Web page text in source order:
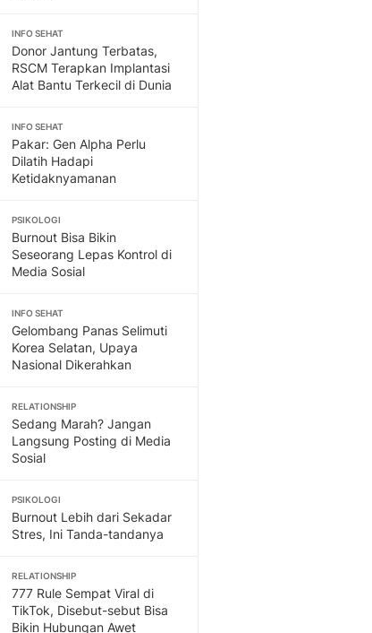
INFO SEHAT
Donor Jantung Terbatas,
RSCM Terapkan Implantasi
Alat Bantu Terkecil di Dunia
INFO SEHAT
Pakar: Gen Alpha Perlu
Dilatih Hadapi
Ketidaknyamanan
PSIKOLOGI
Burnout Bisa Bikin
Seseorang Lepas Kontrol di
Media Sosial
INFO SEHAT
Gelombang Panas Selimuti
Korea Selatan, Upaya
Nasional Dikerahkan
RELATIONSHIP
Sedang Marah? Jangan
Langsung Posting di Media
Sosial
PSIKOLOGI
Burnout Lebih dari Sekadar
Stres, Ini Tanda-tandanya
RELATIONSHIP
777 Rule Sempat Viral di
TikTok, Disebut-sebut Bisa
Bikin Hubungan Awet